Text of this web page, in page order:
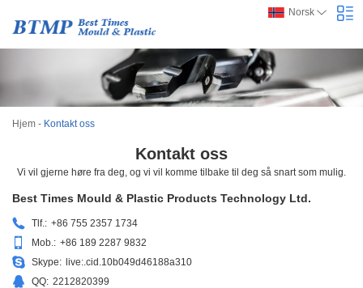
Norsk
Hjem - Kontakt oss
Kontakt oss
Vi vil gjerne høre fra deg, og vi vil komme tilbake til deg så snart som mulig.
Best Times Mould & Plastic Products Technology Ltd.
Tlf.: +86 755 2357 1734
Mob.: +86 189 2287 9832
Skype: live:.cid.10b049d46188a310
QQ: 2212820399